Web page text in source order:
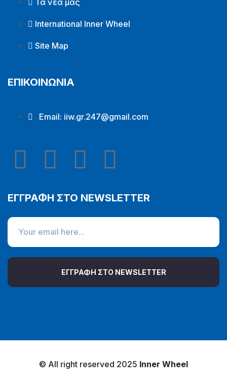
International Inner Wheel
Site Map
ΕΠΙΚΟΙΝΩΝΙΑ
Email: iiw.gr.247@gmail.com
ΕΓΓΡΑΦΗ ΣΤΟ NEWSLETTER
ΕΓΓΡΑΦΗ ΣΤΟ NEWSLETTER
© All right reserved 2025 Inner Wheel